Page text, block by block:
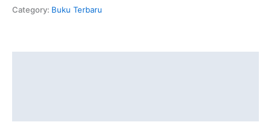
Category: Buku Terbaru